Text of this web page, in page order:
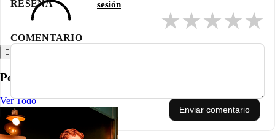
sesión
Polos
Ver Todo
en el pecho.
RESEÑA
★
★
★
★
★
COMENTARIO
Enviar comentario